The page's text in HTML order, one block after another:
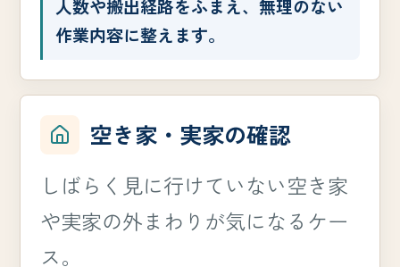
人数や搬出経路をふまえ、無理のない
作業内容に整えます。
空き家・実家の確認
しばらく見に行けていない空き家
や実家の外まわりが気になるケー
ス。